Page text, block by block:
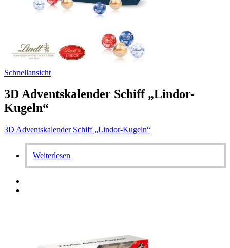
Schnellansicht
3D Adventskalender Schiff „Lindor-
Kugeln“
3D Adventskalender Schiff „Lindor-Kugeln“
Weiterlesen